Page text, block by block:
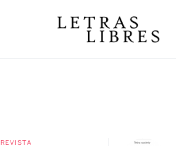
REVISTA